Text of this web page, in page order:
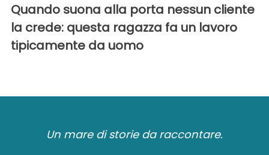
Quando suona alla porta nessun cliente
la crede: questa ragazza fa un lavoro
tipicamente da uomo
Un mare di storie da raccontare.